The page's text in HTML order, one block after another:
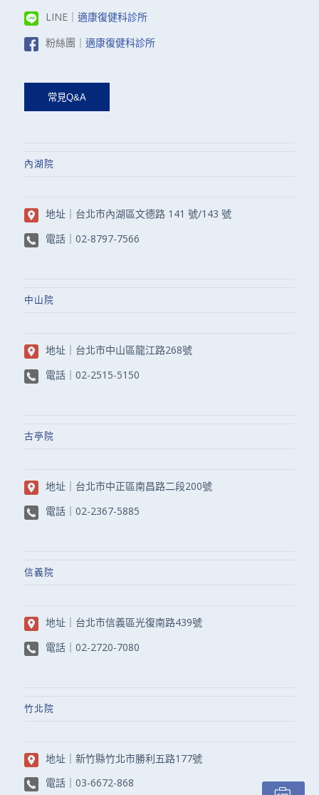
LINE｜ 適康復健科診所
粉絲團｜ 適康復健科診所
內湖院
地址｜ 台北市內湖區文德路 141 號/143 號
電話｜ 02-8797-7566
中山院
地址｜ 台北市中山區龍江路268號
電話｜ 02-2515-5150
古亭院
地址｜ 台北市中正區南昌路二段200號
電話｜ 02-2367-5885
信義院
地址｜ 台北市信義區光復南路439號
電話｜ 02-2720-7080
竹北院
地址｜ 新竹縣竹北市勝利五路177號
電話｜ 03-6672-868